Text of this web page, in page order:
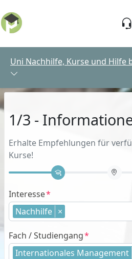
Uni Nachhilfe, Kurse und Hilfe
1/3 -
Erhalte Empfehlungen für
Kurse!
Interesse
Nachhilfe ×
Fach / Studiengang
Internationales Management